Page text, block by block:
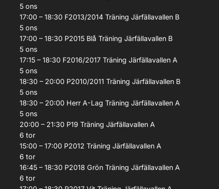
5 ons
17:00 – 18:30 F2013/2014 Träning Järfällavallen B
5 ons
17:00 – 18:30 P2015 Blå Träning Järfällavallen B
5 ons
17:15 – 18:30 F2016/2017 Träning Järfällavallen A
5 ons
18:30 – 20:00 P2010/2011 Träning Järfällavallen B
5 ons
18:30 – 20:00 Herr A-Lag Träning Järfällavallen A
5 ons
20:00 – 21:30 P19 Träning Järfällavallen A
6 tor
15:00 – 17:00 P2012 Träning Järfällavallen A
6 tor
16:45 – 18:30 P2018 Grön Träning Järfällavallen A
6 tor